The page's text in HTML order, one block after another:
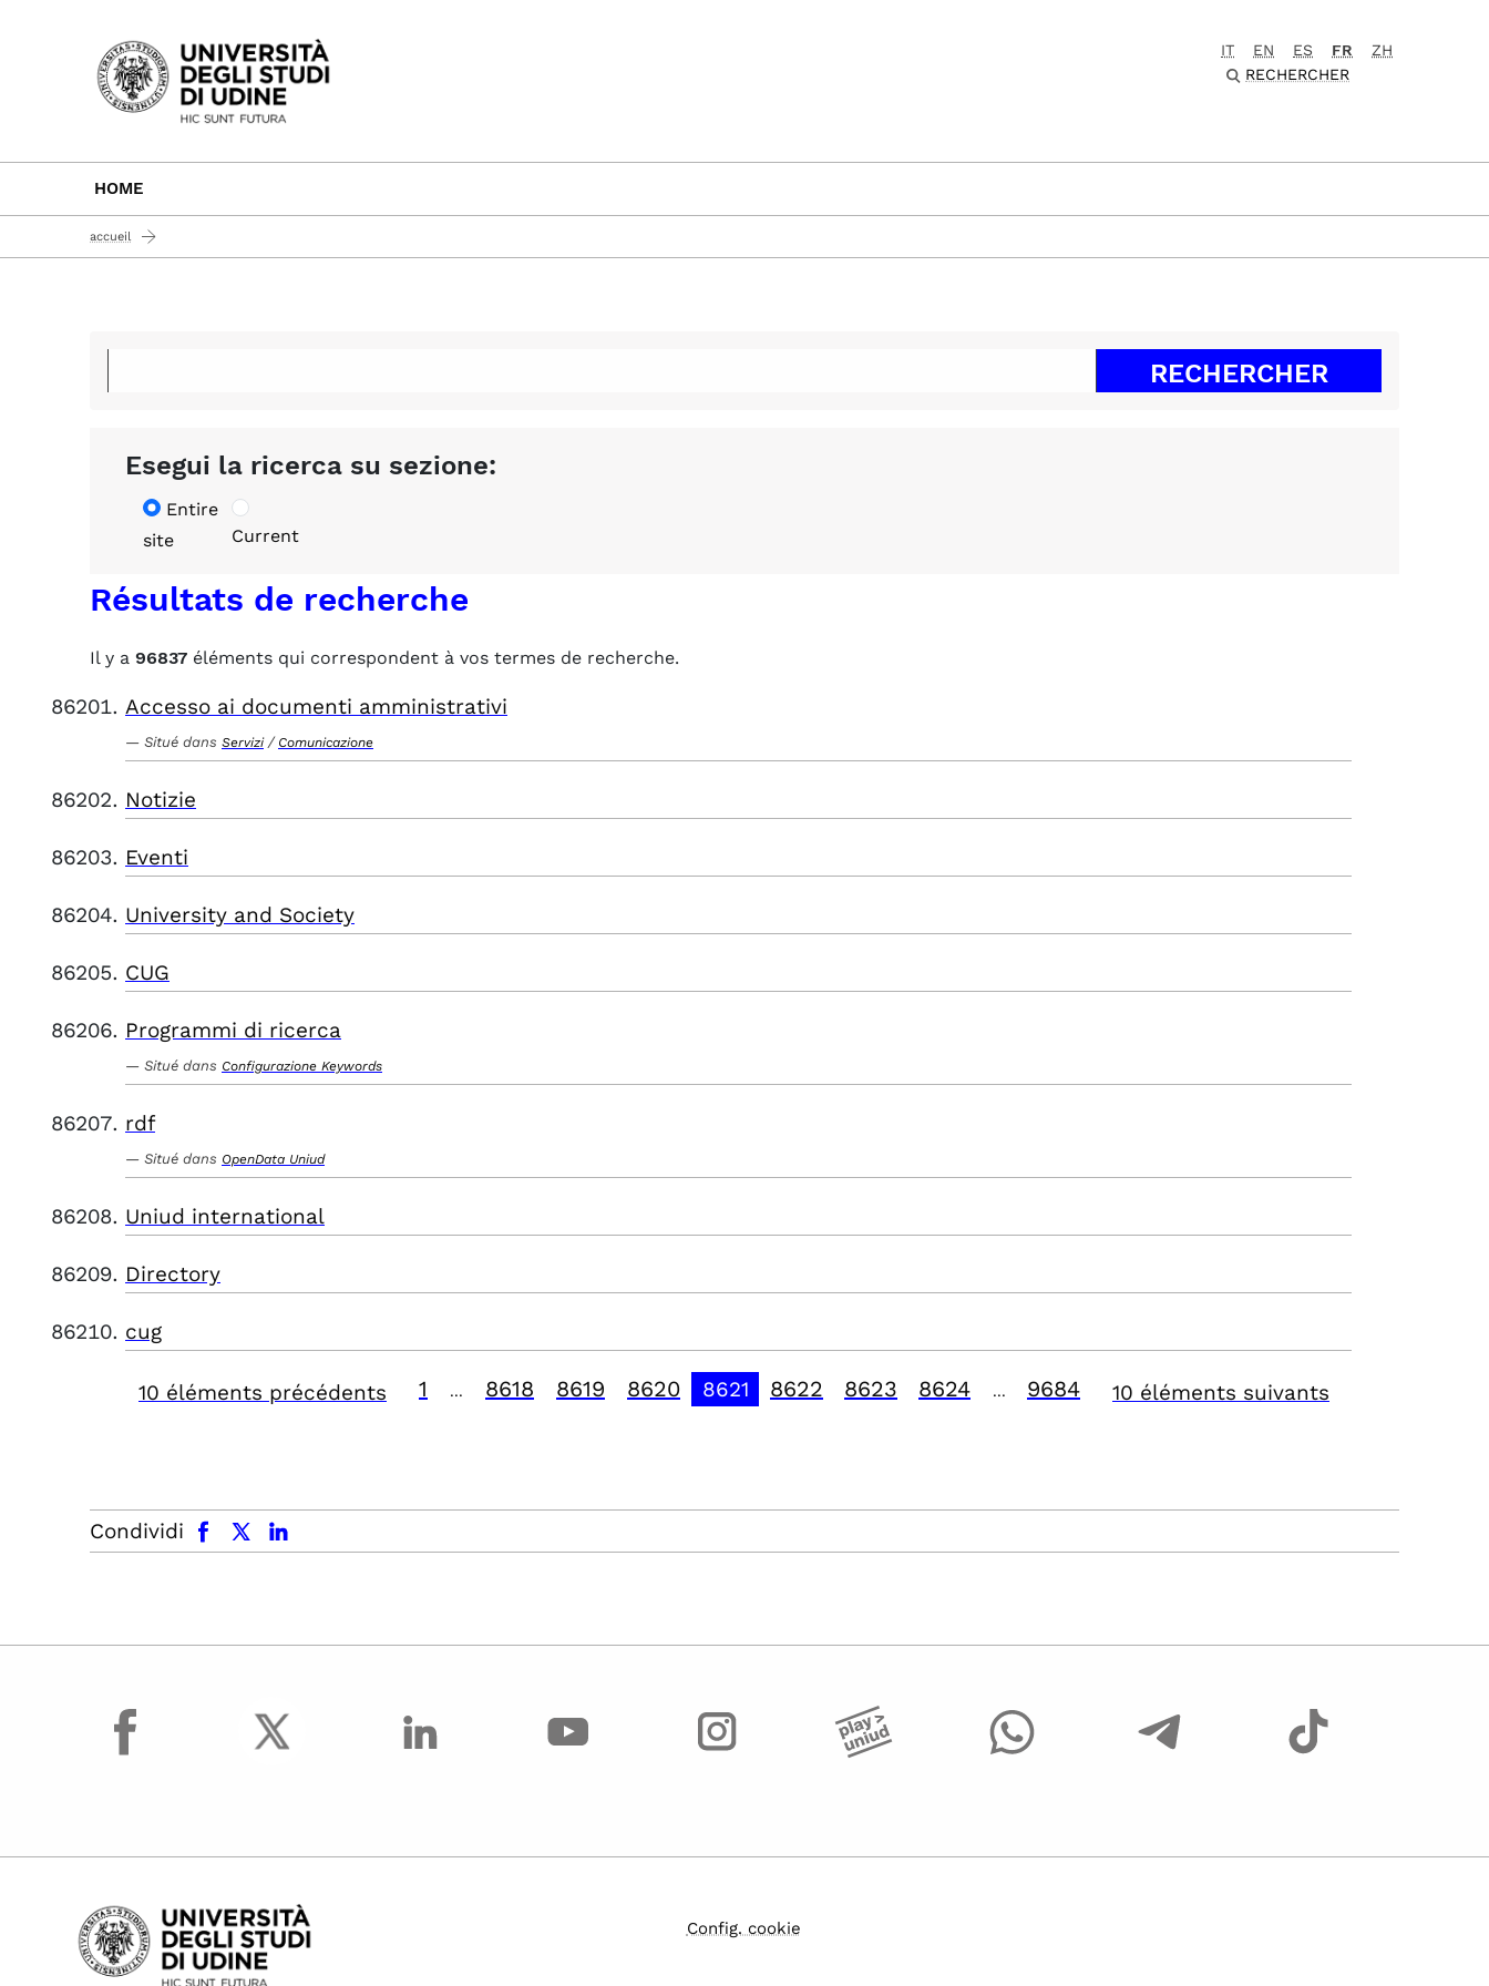
Passa al contenuto principale
IT EN ES FR
ZH
RECHERCHER
HOME
accueil
Esegui la ricerca su sezione:
Entire
site
Current
Résultats de recherche
Il y a 96837 éléments qui correspondent à vos termes de recherche.
Accesso ai documenti amministrativi
Situé dans Servizi / Comunicazione
Notizie
Eventi
University and Society
CUG
Programmi di ricerca
Situé dans Configurazione Keywords
rdf
Situé dans OpenData Uniud
Uniud international
Directory
cug
10 éléments précédents 1 8618 8619 8620 8621 8622 8623 8624 9684 10 éléments suivants
Condividi
facebook x.com linkedin
facebook
Config. cookie